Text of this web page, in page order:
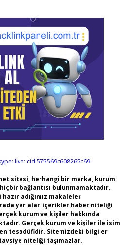
live:.cid.575569c608265c69
sitesi, herhangi bir marka, kurum
bağlantısı bulunmamaktadır.
makaleler
yer alan içerikler haber niteliği
kurum ve kişiler hakkında
Gerçek kurum ve kişiler ile isim
tesadüfidir. Sitemizdeki bilgiler
niteliği taşımazlar.